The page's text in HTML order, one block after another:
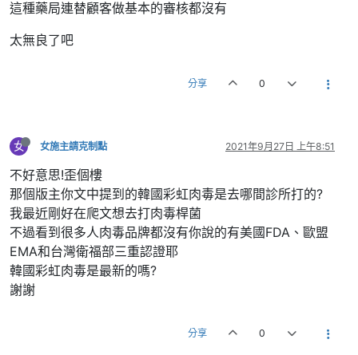
這種藥局連替顧客做基本的審核都沒有
太無良了吧
分享 0
女 女施主請克制點 2021年9月27日 上午8:51
不好意思!歪個樓
那個版主你文中提到的韓國彩虹肉毒是去哪間診所打的?
我最近剛好在爬文想去打肉毒桿菌
不過看到很多人肉毒品牌都沒有你說的有美國FDA、歐盟
EMA和台灣衛福部三重認證耶
韓國彩虹肉毒是最新的嗎?
謝謝
分享 0